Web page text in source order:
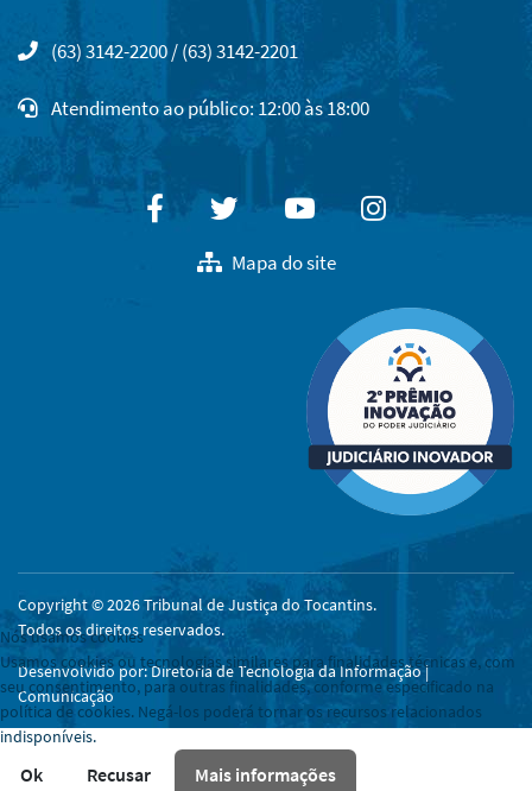
(63) 3142-2200 / (63) 3142-2201
Atendimento ao público: 12:00 às 18:00
FacebookTwitterYoutubeInstagram
Mapa do site
Copyright © 2026 Tribunal de Justiça do Tocantins.
Todos os direitos reservados.
Desenvolvido por: Diretoria de Tecnologia da Informação |
Comunicação
Nós usamos cookies
Usamos cookies ou tecnologias similares para finalidades técnicas e, com
seu consentimento, para outras finalidades, conforme especificado na
política de cookies. Negá-los poderá tornar os recursos relacionados
indisponíveis.
Ok Recusar Mais informações